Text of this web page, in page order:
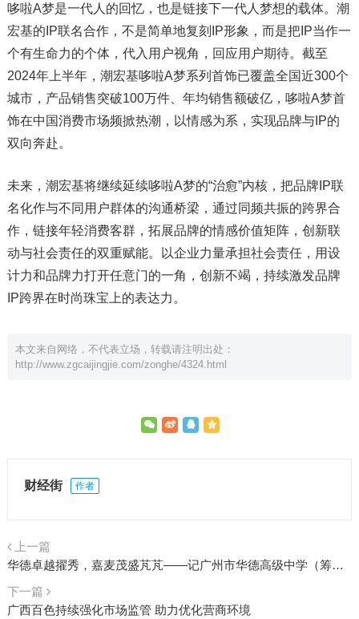
哆啦A梦是一代人的回忆，也是链接下一代人梦想的载体。潮
宏基的IP联名合作，不是简单地复刻IP形象，而是把IP当作一
个有生命力的个体，代入用户视角，回应用户期待。截至
2024年上半年，潮宏基哆啦A梦系列首饰已覆盖全国近300个
城市，产品销售突破100万件、年均销售额破亿，哆啦A梦首
饰在中国消费市场频掀热潮，以情感为系，实现品牌与IP的
双向奔赴。
未来，潮宏基将继续延续哆啦A梦的“治愈”内核，把品牌IP联
名化作与不同用户群体的沟通桥梁，通过同频共振的跨界合
作，链接年轻消费客群，拓展品牌的情感价值矩阵，创新联
动与社会责任的双重赋能。以企业力量承担社会责任，用设
计力和品牌力打开任意门的一角，创新不竭，持续激发品牌
IP跨界在时尚珠宝上的表达力。
本文来自网络，不代表立场，转载请注明出处：
http://www.zgcaijingjie.com/zonghe/4324.html
财经街 作者
上一篇
华德卓越擢秀，嘉麦茂盛芃芃——记广州市华德高级中学（筹）教师节“芃”书法雅集
下一篇
广西百色持续强化市场监管 助力优化营商环境